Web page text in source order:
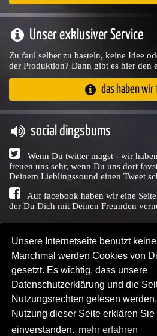
Unsere Internetseite benutzt
Manchmal werden Cookies von
gesetzt. Es wichtig, dass unsere
Datenschutzerklärung und die
Nutzungsrechten gelesen
Nutzung dieser Seite erklären Sie
einverstanden. mehr erfahren
Unser exklusiver Service
Zu faul selber zu basteln, keine Idee
der Produktion? Dann gibt es hier den
das haben wir
social dingsbums
Wenn Du twitter magst - wir
freuen uns sehr, wenn Du uns dort
Deinem Lieblingssound einen Tweet
Auf facebook haben wir eine
der Du Dich mit Deinen Freunden
Copyright © Audio Union GbR, 1999 -
SENDEPLATZ ↗